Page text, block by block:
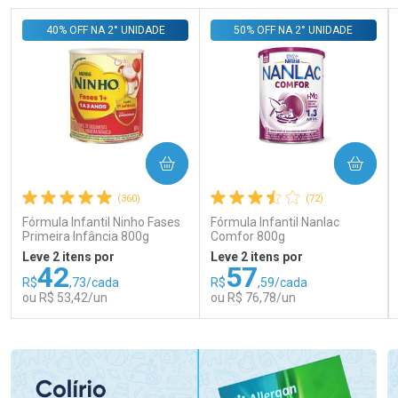
(360)
Fórmula Infantil Ninho Fases
Primeira Infância 800g
40% OFF NA 2° UNIDADE
Leve 2 itens por
R$42,73/cada
ou R$ 53,42/un
COMPRAR
(72)
Fórmula Infantil Nanlac
Comfor 800g
50% OFF NA 2° UNIDADE
Leve 2 itens por
R$57,59/cada
ou R$ 76,78/un
COMPRAR
Laboratório
Por Menos